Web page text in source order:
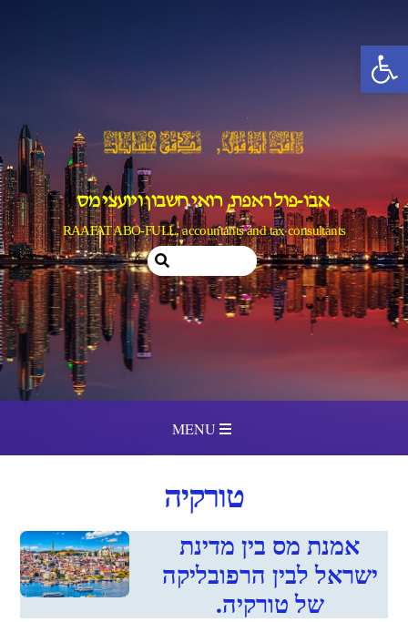
פתח סרגל נגישות
content
MENU
אבו-פול ראפת, רואי חשבון ויועצי מס
RAAFAT ABO-FULL, accountants and tax consultants
טורקיה
אמנת מס בין מדינת
ישראל לבין הרפובליקה
של טורקיה.